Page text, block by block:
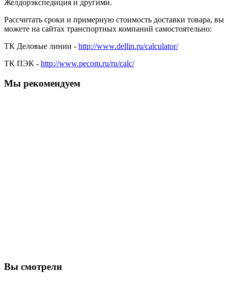
Желдорэкспедиция и другими.
Рассчитать сроки и примерную стоимость доставки товара, вы
можете на сайтах транспортных компаний самостоятельно:
ТК Деловые линии - http://www.dellin.ru/calculator/
ТК ПЭК - http://www.pecom.ru/ru/calc/
Мы рекомендуем
Вы смотрели